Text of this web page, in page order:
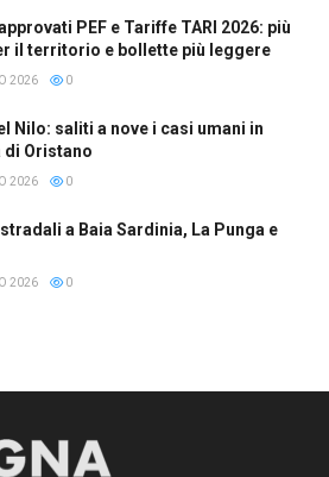
PEF e Tariffe TARI 2026: più
il territorio e bollette più leggere
2026 0
Nilo: saliti a nove i casi umani in
di Oristano
2026 0
a Baia Sardinia, La Punga e
2026 0